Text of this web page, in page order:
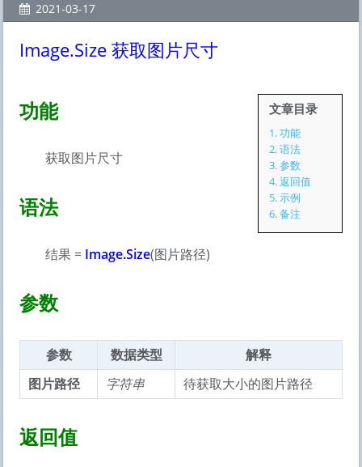
2021-03-17
Image.Size 获取图片尺寸
文章目录
1.功能
2.语法
3.参数
4.返回值
5.示例
6.备注
功能
获取图片尺寸
语法
结果 = Image.Size(图片路径)
参数
参数 数据类型
解释
图片路径
字符串 待获取大小的图片路径
返回值